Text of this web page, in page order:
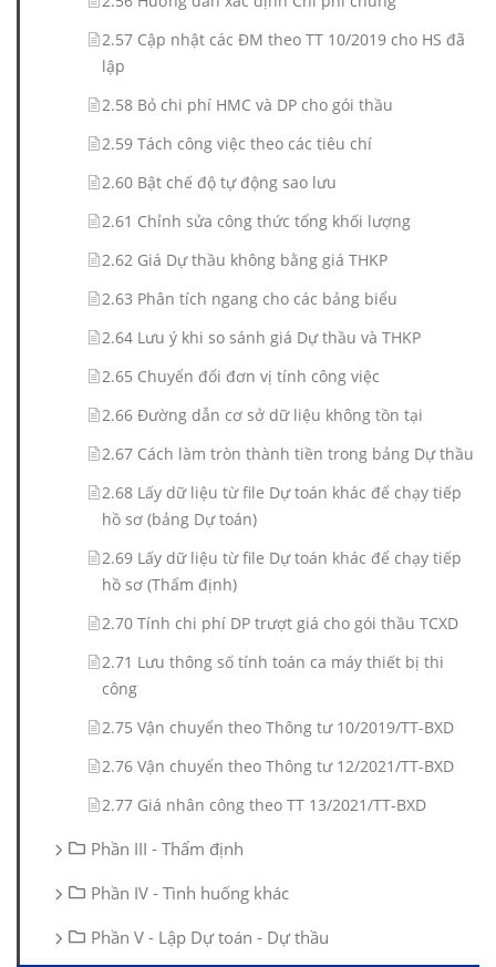
2.57 Cập nhật các ĐM theo TT 10/2019 cho HS đã
lập
2.58 Bỏ chi phí HMC và DP cho gói thầu
2.59 Tách công việc theo các tiêu chí
2.60 Bật chế độ tự động sao lưu
2.61 Chỉnh sửa công thức tổng khối lượng
2.62 Giá Dự thầu không bằng giá THKP
2.63 Phân tích ngang cho các bảng biểu
2.64 Lưu ý khi so sánh giá Dự thầu và THKP
2.65 Chuyển đổi đơn vị tính công việc
2.66 Đường dẫn cơ sở dữ liệu không tồn tại
2.67 Cách làm tròn thành tiền trong bảng Dự thầu
2.68 Lấy dữ liệu từ file Dự toán khác để chạy tiếp
hồ sơ (bảng Dự toán)
2.69 Lấy dữ liệu từ file Dự toán khác để chạy tiếp
hồ sơ (Thẩm định)
2.70 Tính chi phí DP trượt giá cho gói thầu TCXD
2.71 Lưu thông số tính toán ca máy thiết bị thi
công
2.75 Vận chuyển theo Thông tư 10/2019/TT-BXD
2.76 Vận chuyển theo Thông tư 12/2021/TT-BXD
2.77 Giá nhân công theo TT 13/2021/TT-BXD
Phần III - Thẩm định
Phần IV - Tình huống khác
Phần V - Lập Dự toán - Dự thầu